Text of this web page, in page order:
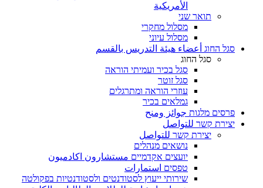
الأمريكية
תואר שני
מסלול מחקרי
מסלול עיוני
סגל החוג أعضاء هيئة التدريس بالقسم
סגל החוג
סגל בכיר ועמיתי הוראה
סגל זוטר
עוזרי הוראה ומתרגלים
גמלאים בכיר
פרסים מלגות جوائز ومنح
יצירת קשר للتواصل
יצירת קשר للتواصل
נושאים מנהלים
יועצים אקדמיים مستشارون اكادميون
טפסים استمارات
שירותי ייעוץ לסטודנטים ולסטודנטיות בפקולטה